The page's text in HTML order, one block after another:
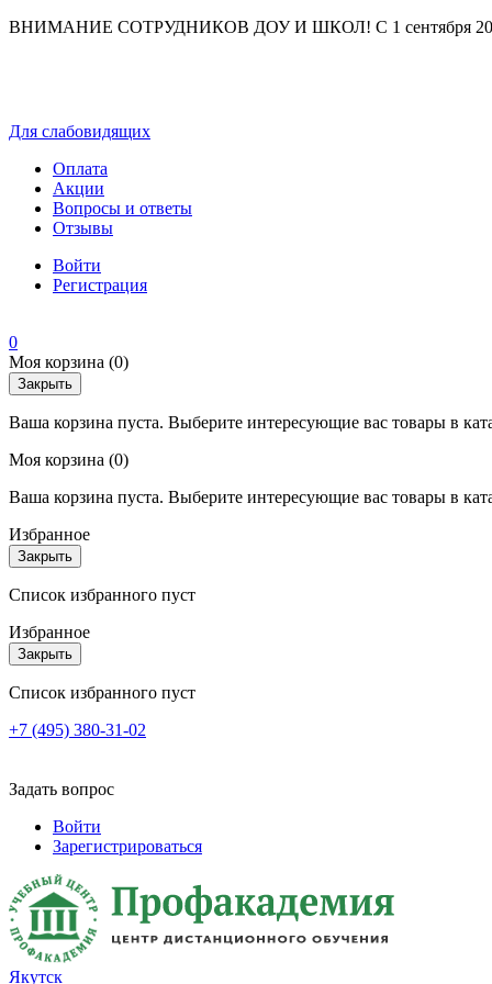
ВНИМАНИЕ СОТРУДНИКОВ ДОУ И ШКОЛ! С 1 сентября 2025
Для слабовидящих
Оплата
Акции
Вопросы и ответы
Отзывы
Войти
Регистрация
0
Моя корзина (0)
Закрыть
Ваша корзина пуста. Выберите интересующие вас товары в
Моя корзина (0)
Ваша корзина пуста. Выберите интересующие вас товары в
Избранное
Закрыть
Список избранного пуст
Избранное
Закрыть
Список избранного пуст
+7 (495) 380-31-02
Задать вопрос
Войти
Зарегистрироваться
Якутск